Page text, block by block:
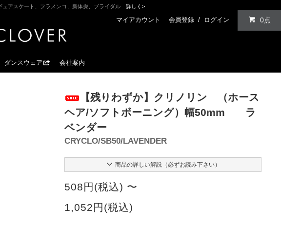
アスケート、フラメンコ、新体操、ブライダル 詳しく>
マイアカウント 会員登録 / ログイン 0点
ダンスウェア 会社案内
【残りわずか】クリノリン （ホース
ヘア/ソフトボーニング）幅50mm ラ
ベンダー
CRYCLO/SB50/LAVENDER
商品の詳しい解説（必ずお読み下さい）
508円(税込) 〜
1,052円(税込)